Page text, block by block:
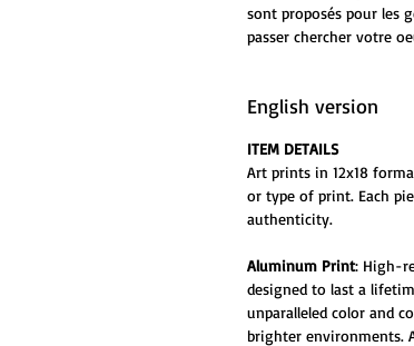
sont proposés pour les
passer chercher votre
English version
ITEM DETAILS
Art prints in 12x18
or type of print. Each
authenticity.
Aluminum Print: High-
designed to last a
unparalleled color and
brighter environments.